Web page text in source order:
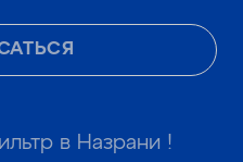
в Назрани !